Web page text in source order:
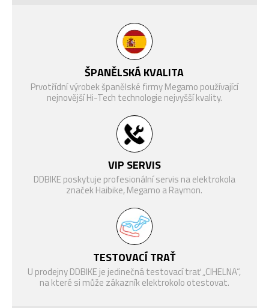
ŠPANĚLSKÁ KVALITA
Prvotřídní výrobek španělské firmy Megamo používající
nejnovější Hi-Tech technologie nejvyšší kvality.
VIP SERVIS
DDBIKE poskytuje profesionální servis na elektrokola
značek Haibike, Megamo a Raymon.
TESTOVACÍ TRAŤ
U prodejny DDBIKE je jedinečná testovací trať „CIHELNA“,
na které si může zákazník elektrokolo otestovat.
display
2027
AVINOX 600 Wh
NABÍJEČKA
AVINOX 12A Fast Charger
DT Swiss F132 ONE, 40 mm
Travel, Push Control
Sram Force XPLR AXS, 13-
rychlostí
Sram Force AXS
KAZETOVÝ
Sram XPLR XG 1351, 10-46
zubů
FSA Avinox Chainring Spider
44T 13-Speed Sram
BRZDA
Sram Force AXS, Centerline X,
180mm, 2-pístová kotoučová